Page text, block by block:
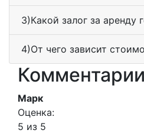
3)Какой залог за аренду
4)От чего зависит
Комментарии
Марк
Оценка:
5 из 5